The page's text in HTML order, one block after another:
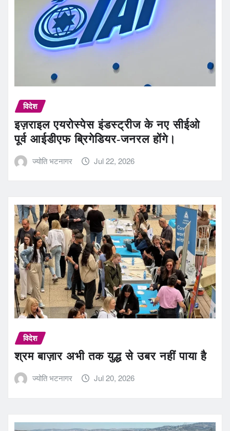
विदेश
इज़राइल एयरोस्पेस इंडस्ट्रीज के नए सीईओ
पूर्व आईडीएफ ब्रिगेडियर-जनरल होंगे।
ज्योति भटनागर Jul 22, 2026
विदेश
श्रम बाज़ार अभी तक युद्ध से उबर नहीं पाया है
ज्योति भटनागर Jul 20, 2026